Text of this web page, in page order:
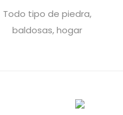
Todo tipo de piedra,
baldosas, hogar